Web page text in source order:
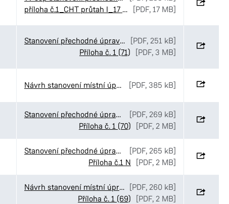
příloha č.1_CHT průtah I_17 Čankovice
[PDF, 17 MB]
Stanovení přechodné úpravy provozu v ulici Sukova třída v Pardubicích
[PDF, 251 kB]
Příloha č. 1 (71)
[PDF, 3 MB]
Návrh stanovení místní úpravy v ulici Palackého třída v Pardubicíh [PDF, 385 kB]
Stanovení přechodné úpravy provozu v ulici Havlíčkova v Pardubicích
[PDF, 269 kB]
Příloha č. 1 (70)
[PDF, 2 MB]
Stanovení přechodné úpravy provozu v ulici Palackého třída v Pardubicích
[PDF, 265 kB]
Příloha č.1 N
[PDF, 2 MB]
Návrh stanovení místní úpravy provozu v ulici Na Ležánkách v Pardubicích [PDF, 260 kB]
Příloha č. 1 (69)
[PDF, 2 MB]